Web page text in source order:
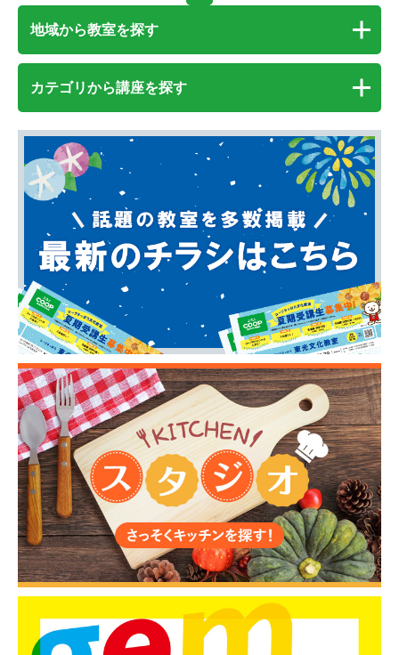
地域から教室を探す
カテゴリから講座を探す